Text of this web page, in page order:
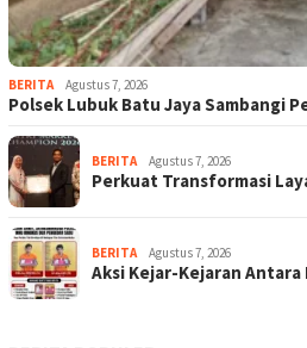
BERITA Agustus 7, 2026
Polsek Lubuk Batu Jaya Sambangi
BERITA Agustus 7, 2026
Perkuat Transformasi
BERITA Agustus 7, 2026
Aksi Kejar-Kejaran